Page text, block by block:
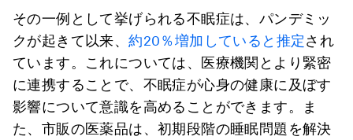
その一例として挙げられる不眠症は、パンデミッ
クが起きて以来、約20％増加していると推定され
ています。これについては、医療機関とより緊密
に連携することで、不眠症が心身の健康に及ぼす
影響について意識を高めることができます。ま
た、市販の医薬品は、初期段階の睡眠問題を解決